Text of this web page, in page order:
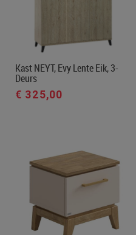
Kast NEYT, Evy Lente Eik, 3-
Deurs
€ 325,00